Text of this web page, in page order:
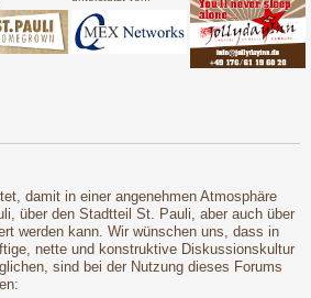
damit in einer angenehmen Atmosphäre
über den Stadtteil St. Pauli, aber auch über
werden kann. Wir wünschen uns, dass in
nette und konstruktive Diskussionskultur
sind bei der Nutzung dieses Forums